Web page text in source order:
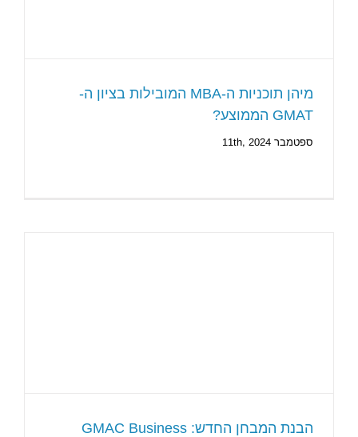
מיהן תוכניות ה-MBA המובילות בציון ה-
GMAT הממוצע?
ספטמבר 11th, 2024
הבנת המבחן החדש: GMAC Business